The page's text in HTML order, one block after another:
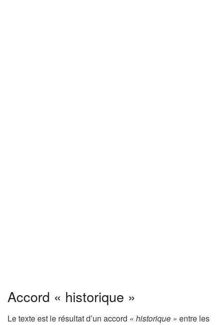
Accord « historique »
Le texte est le résultat d’un accord « historique » entre les